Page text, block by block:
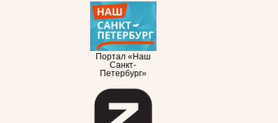
Портал «Наш
Санкт-
Петербург»